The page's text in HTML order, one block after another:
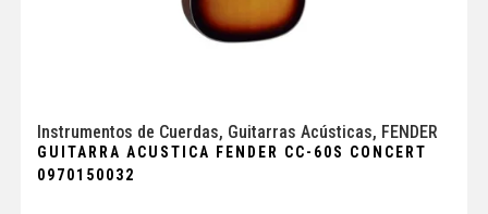
Instrumentos de Cuerdas, Guitarras Acústicas, FENDER
GUITARRA ACUSTICA FENDER CC-60S CONCERT
0970150032